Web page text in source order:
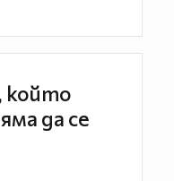
който
да се